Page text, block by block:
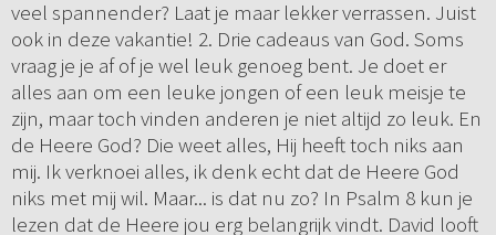
veel spannender? Laat je maar lekker verrassen. Juist
ook in deze vakantie! 2. Drie cadeaus van God. Soms
vraag je je af of je wel leuk genoeg bent. Je doet er
alles aan om een leuke jongen of een leuk meisje te
zijn, maar toch vinden anderen je niet altijd zo leuk. En
de Heere God? Die weet alles, Hij heeft toch niks aan
mij. Ik verknoei alles, ik denk echt dat de Heere God
niks met mij wil. Maar... is dat nu zo? In Psalm 8 kun je
lezen dat de Heere jou erg belangrijk vindt. David looft